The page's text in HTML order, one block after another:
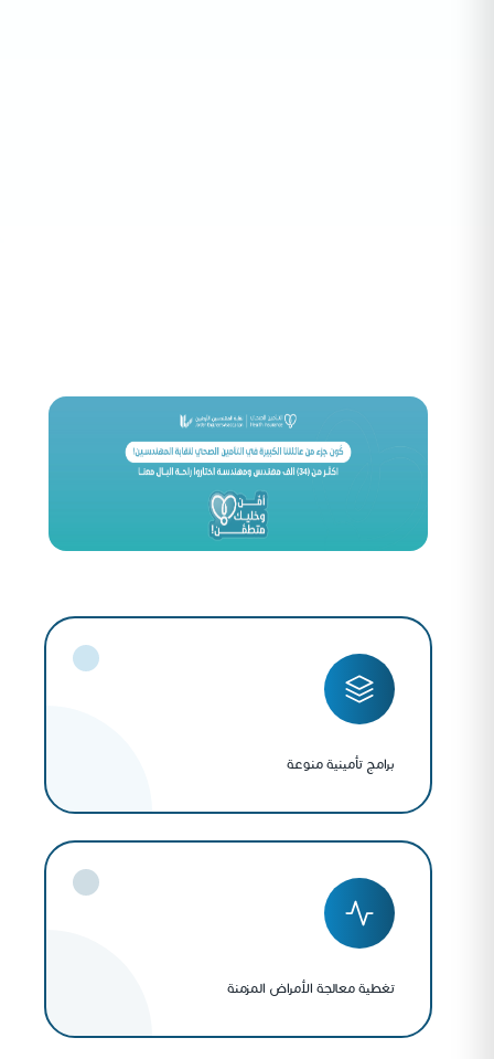
برامج تأمينية منوعة
تغطية معالجة الأمراض المزمنة